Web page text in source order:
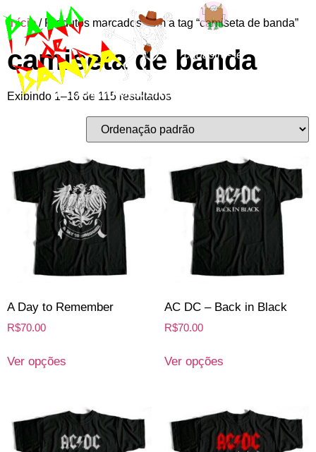
cadastre-se
Início/ Produtos marcados com a tag “camiseta de banda”
camiseta de banda
Exibindo 1–16 de 115 resultados
A Day to Remember
R$70.00
Ver opções
AC DC – Back in Black
R$70.00
Ver opções